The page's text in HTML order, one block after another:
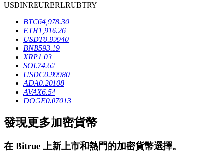
輕鬆獲得多重福利
借貸數字貨幣，及時且安全的服務
USDINREURBRLRUBTRY
BTC64,978.30
ETH1,916.26
USDT0.99940
BNB593.19
XRP1.03
SOL74.62
USDC0.99980
ADA0.20108
AVAX6.54
DOGE0.07013
發現更多加密貨幣
在 Bitrue 上新上市和熱門的加密貨幣選擇。